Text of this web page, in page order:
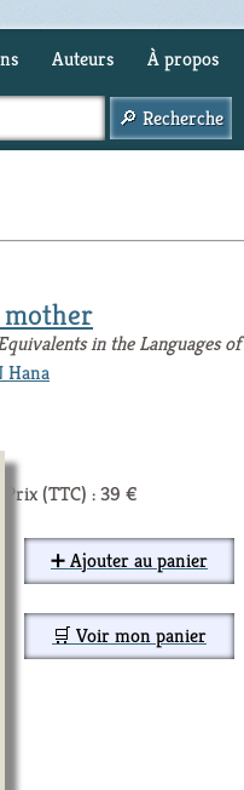
Auteurs À propos
in the Languages
Hana
Prix (TTC) : 39 €
➕ Ajouter au panier
🛒 Voir mon panier